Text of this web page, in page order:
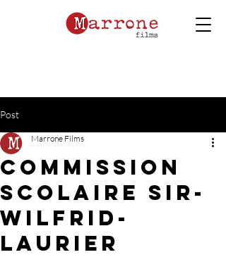
Post
Commission
Scolaire Sir-
Wilfrid-
Laurier
Marrone Films